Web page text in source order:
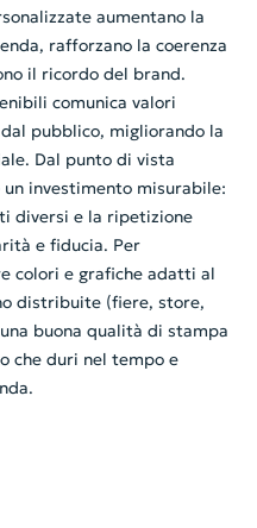
aumentano la
rafforzano la coerenza
il ricordo del brand.
comunica valori
pubblico, migliorando la
Dal punto di vista
investimento misurabile:
diversi e la ripetizione
e fiducia. Per
colori e grafiche adatti al
distribuite (fiere, store,
buona qualità di stampa
che duri nel tempo e